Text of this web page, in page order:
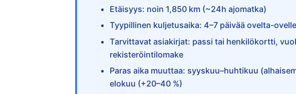
Etäisyys: noin 1,850 km (~24h ajomatka)
Tyypillinen kuljetusaika: 4–7 päivää ovelta-ovelle
Tarvittavat asiakirjat: passi tai henkilökortti,
rekisteröintilomake
Paras aika muuttaa: syyskuu–huhtikuu
elokuu (+20–40 %)